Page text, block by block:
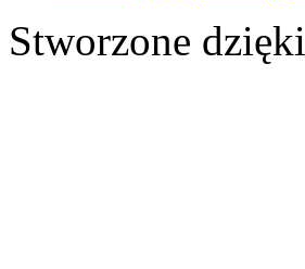
Stworzone dzięki